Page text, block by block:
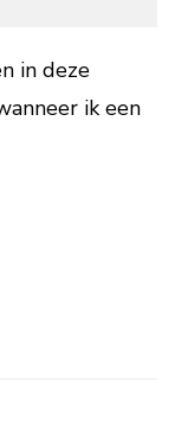
in deze
ik een